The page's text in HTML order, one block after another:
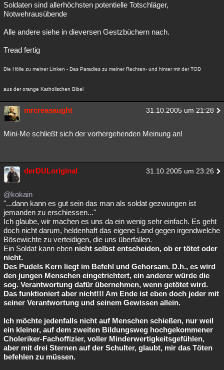
Soldaten sind allerhöchsten potentielle Totschläger,
Notwehrausübende
Alle andere siehe in dieversen Gestzbüchern nach.
Tread fertig
Die Hölle zu meiner Linken - Das Paradies zu meiner Rechten- und hinter mir der TOD
aus der orange Katholischen Bibel
mrcreasaught 31.10.2005 um 21:28
Mini-Me schließt sich der vorhergehenden Meinung an!
derDULoriginal 31.10.2005 um 23:26
@kokain
"...dann kann es gut sein das man als soldat gezwungen ist
jemanden zu erschiessen..."
Ich glaube, wir machen es uns da ein wenig sehr einfach. Es geht
doch nicht darum, heldenhaft das eigene Land gegen irgendwelche
Bösewichte zu verteidigen, die uns überfallen.
Ein Soldat kann eben nicht selbst entscheiden, ob er tötet oder
nicht.
Des Pudels Kern liegt im Befehl und Gehorsam. D.h., es wird
den jungen Menschen eingetrichtert, ein anderer würde die
sog. Verantwortung dafür übernehmen, wenn getötet wird.
Das funktioniert aber nicht!!! Am Ende ist eben doch jeder mit
seiner Verantwortung und seinem Gewissen allein.
Ich möchte jedenfalls nicht auf Menschen schießen, nur weil
ein kleiner, auf dem zweiten Bildungsweg hochgekommener
Choleriker-Fachoffizier, voller Minderwertigkeitsgefühlen,
aber mit drei Sternen auf der Schulter, glaubt, mir das Töten
befehlen zu müssen.